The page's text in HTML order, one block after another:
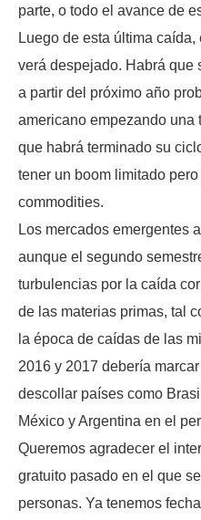
parte, o todo el avance de
Luego de esta última
verá despejado. Habrá que
a partir del próximo año
americano empezando una
que habrá terminado su
tener un boom limitado
commodities.
Los mercados emergentes
aunque el segundo
turbulencias por la caída
de las materias primas, tal
la época de caídas de las
2016 y 2017 debería
descollar países como
México y Argentina en el
Queremos agradecer el
gratuito pasado en el que
personas. Ya tenemos